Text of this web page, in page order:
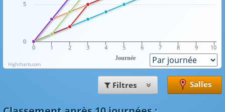
Journée
0 1 2 3 4 5 6 7 8 9 10
0
5
Highcharts.com
Filtres Salles